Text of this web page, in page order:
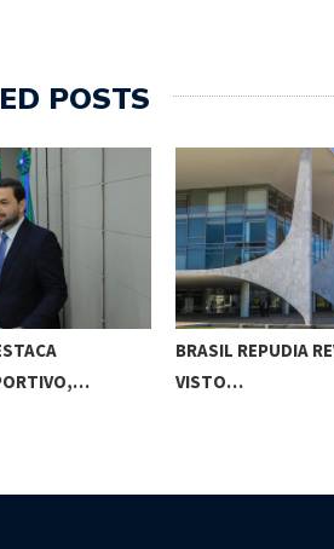
POSTS
BRASIL REPUDIA
VISTO…